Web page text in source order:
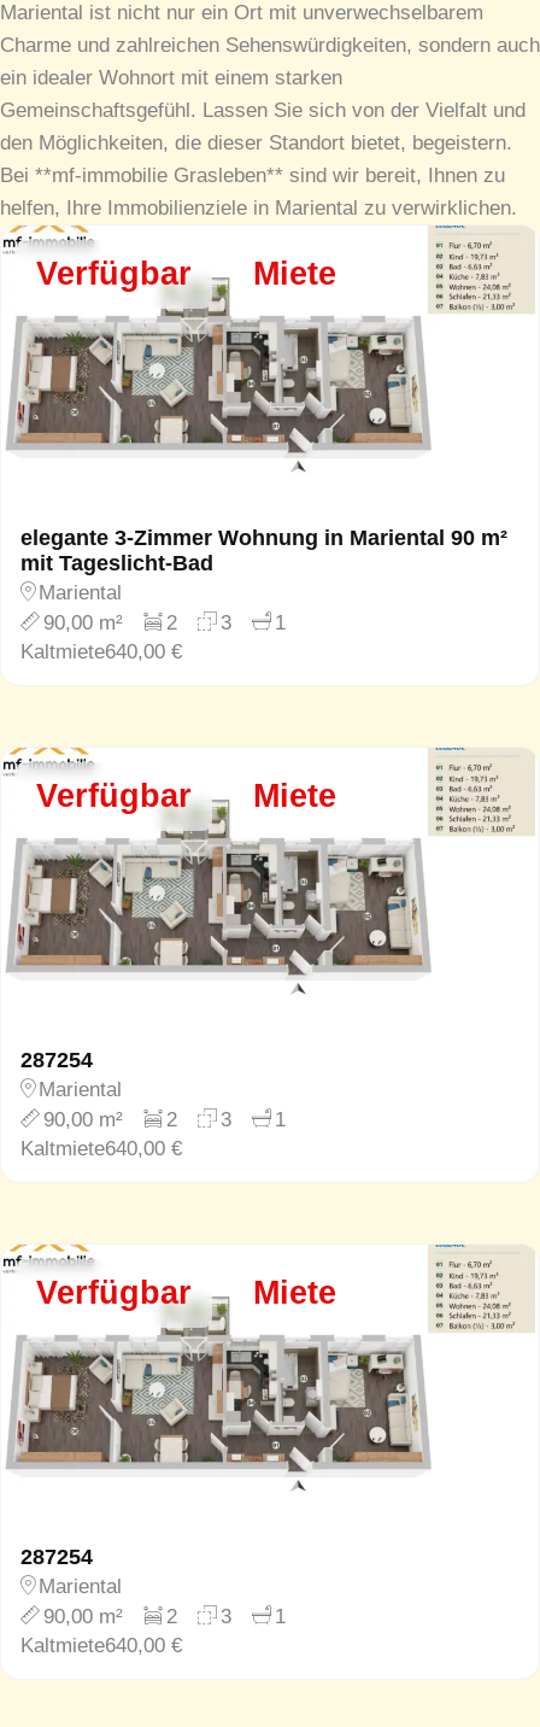
Mariental ist nicht nur ein Ort mit unverwechselbarem
Charme und zahlreichen Sehenswürdigkeiten, sondern auch
ein idealer Wohnort mit einem starken
Gemeinschaftsgefühl. Lassen Sie sich von der Vielfalt und
den Möglichkeiten, die dieser Standort bietet, begeistern.
Bei **mf-immobilie Grasleben** sind wir bereit, Ihnen zu
helfen, Ihre Immobilienziele in Mariental zu verwirklichen.
Verfügbar Miete
elegante 3-Zimmer Wohnung in Mariental 90 m²
mit Tageslicht-Bad
Mariental
90,00 m²
2 3
1
Kaltmiete640,00 €
Verfügbar Miete
287254
Mariental
90,00 m²
2 3
1
Kaltmiete640,00 €
Verfügbar Miete
287254
Mariental
90,00 m²
2 3
1
Kaltmiete640,00 €